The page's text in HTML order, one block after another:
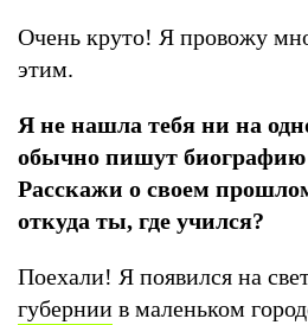
Очень круто! Я провожу
этим.
Я не нашла тебя ни на
обычно пишут биографию
Расскажи о своем
откуда ты, где учился?
Поехали! Я появился на
губернии в маленьком